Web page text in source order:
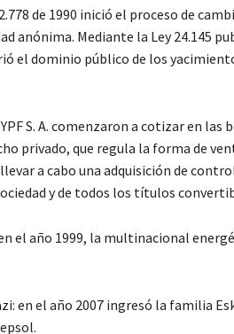
de 1990 inició el proceso de
anónima. Mediante la Ley 24.145
el dominio público de los
S. A. comenzaron a cotizar en
privado, que regula la forma de
a cabo una adquisición de
y de todos los títulos
el año 1999, la multinacional
en el año 2007 ingresó la familia